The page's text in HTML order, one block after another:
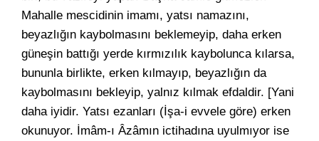
Mahalle mescidinin imamı, yatsı namazını,
beyazlığın kaybolmasını beklemeyip, daha erken
güneşin battığı yerde kırmızılık kaybolunca kılarsa,
bununla birlikte, erken kılmayıp, beyazlığın da
kaybolmasını bekleyip, yalnız kılmak efdaldir. [Yani
daha iyidir. Yatsı ezanları (İşa-i evvele göre) erken
okunuyor. İmâm-ı Âzâmın ictihadına uyulmıyor ise